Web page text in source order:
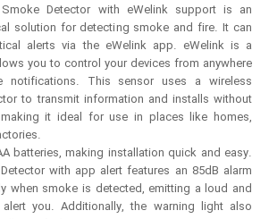
Detector with eWelink support is an
solution for detecting smoke and fire. It can
alerts via the eWelink app. eWelink is a
you to control your devices from anywhere
notifications. This sensor uses a wireless
to transmit information and installs without
it ideal for use in places like homes,
batteries, making installation quick and easy.
with app alert features an 85dB alarm
when smoke is detected, emitting a loud and
you. Additionally, the warning light also